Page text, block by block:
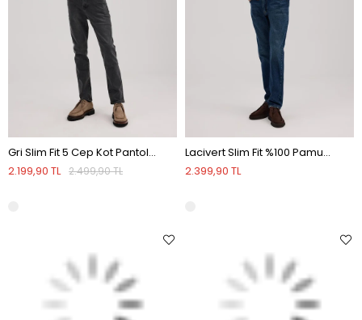
Gri Slim Fit 5 Cep Kot Pantolon
2.199,90 TL 2.499,90 TL
Lacivert Slim Fit %100 Pamuk 5 Cep Kot Pantolon
2.399,90 TL